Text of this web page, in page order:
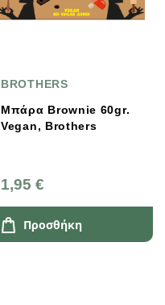
BROTHERS
Μπάρα Brownie 60gr.
Vegan, Brothers
1,95 €
Προσθήκη